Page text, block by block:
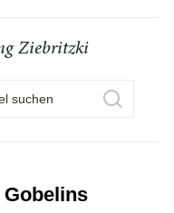
Ziebritzki